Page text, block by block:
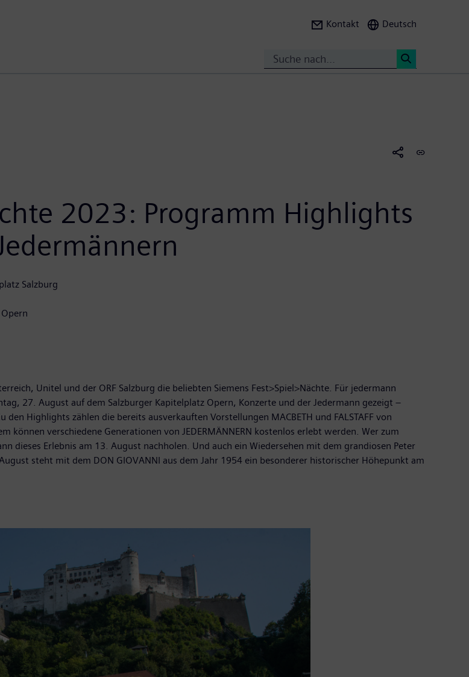
Kontakt Deutsch
2023: Programm Highlights
Salzburg
Unitel und der ORF Salzburg die beliebten Siemens Fest>Spiel>Nächte. Für jedermann
27. August auf dem Salzburger Kapitelplatz Opern, Konzerte und der Jedermann gezeigt –
Highlights zählen die bereits ausverkauften Vorstellungen MACBETH und FALSTAFF von
können verschiedene Generationen von JEDERMÄNNERN kostenlos erlebt werden. Wer zum
dieses Erlebnis am 13. August nachholen. Und auch ein Wiedersehen mit dem grandiosen Peter
steht mit dem DON GIOVANNI aus dem Jahr 1954 ein besonderer historischer Höhepunkt am